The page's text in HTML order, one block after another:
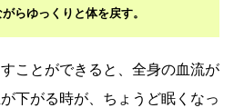
らゆっくりと体を戻す。
ことができると、全身の血流が
下がる時が、ちょうど眠くなっ